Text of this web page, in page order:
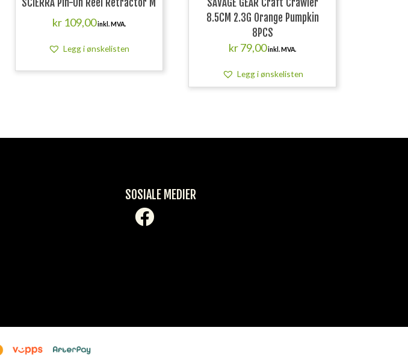
SCIERRA Pin-On Reel Retractor M
kr109,00inkl. MVA.
Legg i ønskelisten
SAVAGE GEAR Craft Crawler
8.5CM 2.3G Orange Pumpkin
8PCS
kr79,00inkl. MVA.
Legg i ønskelisten
SOSIALE MEDIER